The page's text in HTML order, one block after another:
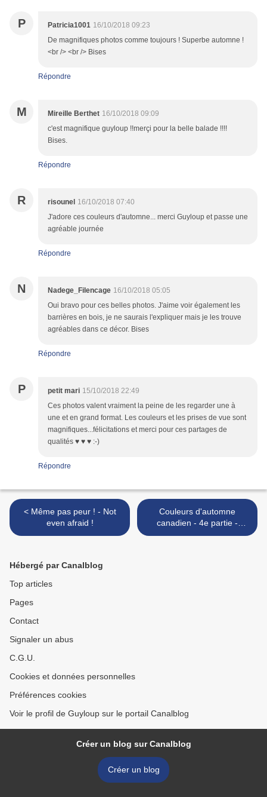
P Patricia1001 16/10/2018 09:23
De magnifiques photos comme toujours ! Superbe automne !
<br /> <br /> Bises
Répondre
M Mireille Berthet 16/10/2018 09:09
c'est magnifique guyloup !!merçi pour la belle balade !!!!
Bises.
Répondre
R risounel 16/10/2018 07:40
J'adore ces couleurs d'automne... merci Guyloup et passe une
agréable journée
Répondre
N Nadege_Filencage 16/10/2018 05:05
Oui bravo pour ces belles photos. J'aime voir également les
barrières en bois, je ne saurais l'expliquer mais je les trouve
agréables dans ce décor. Bises
Répondre
P petit mari 15/10/2018 22:49
Ces photos valent vraiment la peine de les regarder une à
une et en grand format. Les couleurs et les prises de vue sont
magnifiques...félicitations et merci pour ces partages de
qualités ♥ ♥ ♥ :-)
Répondre
< Même pas peur ! - Not
even afraid !
Couleurs d'automne
canadien - 4e partie -
Canadian Fall Colors - Part
Hébergé par Canalblog
Top articles
Pages
Contact
Signaler un abus
C.G.U.
Cookies et données personnelles
Préférences cookies
Voir le profil de Guyloup sur le portail Canalblog
Créer un blog sur Canalblog
Créer un blog